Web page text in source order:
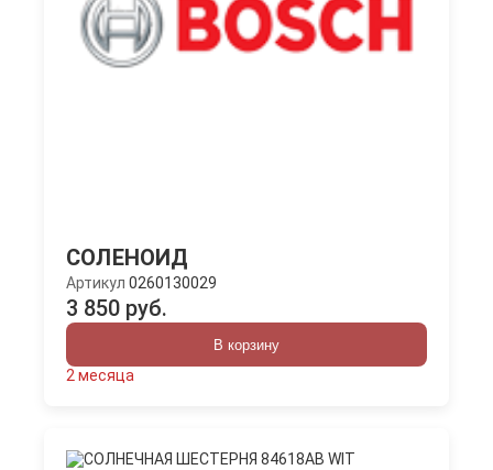
СОЛЕНОИД
Артикул 0260130029
3 850 руб.
В корзину
2 месяца